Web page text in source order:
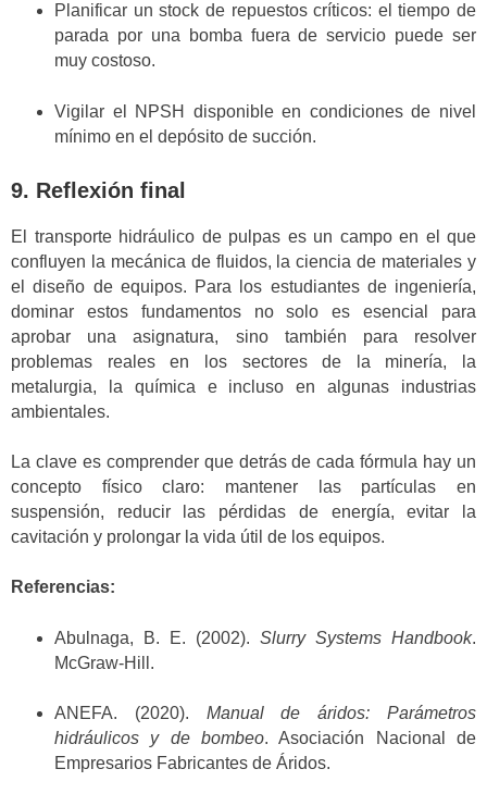
Planificar un stock de repuestos críticos: el tiempo de
parada por una bomba fuera de servicio puede ser
muy costoso.
Vigilar el NPSH disponible en condiciones de nivel
mínimo en el depósito de succión.
9. Reflexión final
El transporte hidráulico de pulpas es un campo en el que
confluyen la mecánica de fluidos, la ciencia de materiales y
el diseño de equipos. Para los estudiantes de ingeniería,
dominar estos fundamentos no solo es esencial para
aprobar una asignatura, sino también para resolver
problemas reales en los sectores de la minería, la
metalurgia, la química e incluso en algunas industrias
ambientales.
La clave es comprender que detrás de cada fórmula hay un
concepto físico claro: mantener las partículas en
suspensión, reducir las pérdidas de energía, evitar la
cavitación y prolongar la vida útil de los equipos.
Referencias:
Abulnaga, B. E. (2002). Slurry Systems Handbook.
McGraw-Hill.
ANEFA. (2020). Manual de áridos: Parámetros
hidráulicos y de bombeo. Asociación Nacional de
Empresarios Fabricantes de Áridos.